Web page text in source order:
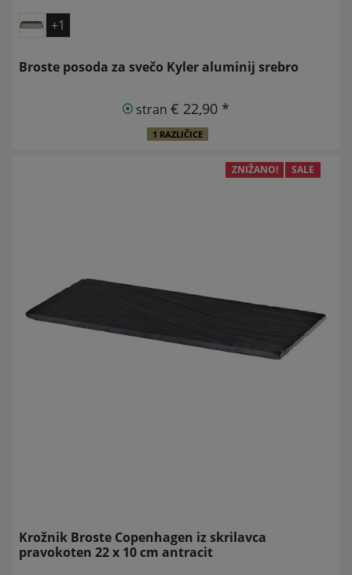
+1
Broste posoda za svečo Kyler aluminij srebro
stran€ 22,90 *
1 RAZLIČICE
ZNIŽANO! SALE
Krožnik Broste Copenhagen iz skrilavca
pravokoten 22 x 10 cm antracit